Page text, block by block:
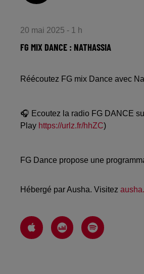
20 mai 2025 - 1 h
FG MIX DANCE : NATHASSIA
Réécoutez FG mix Dance avec
🎧 Ecoutez la radio FG DANCE
Play https://urlz.fr/hhZC)
FG Dance propose une
Hébergé par Ausha. Visitez